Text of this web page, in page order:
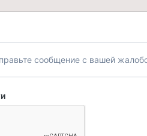
сообщение с вашей